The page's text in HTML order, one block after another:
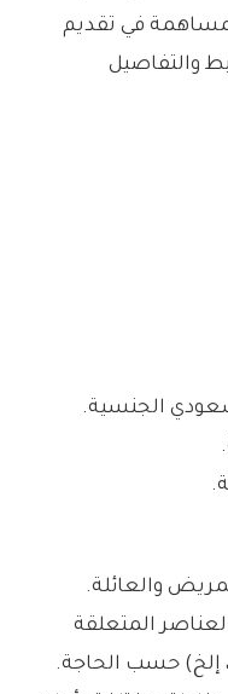
في تقديم
والتفاصيل
الجنسية.
والعائلة.
المتعلقة
إلخ) حسب الحاجة.